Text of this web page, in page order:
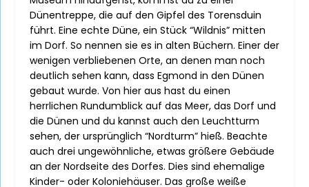
Dünentreppe, die auf den Gipfel des Torensduin
führt. Eine echte Düne, ein Stück “Wildnis” mitten
im Dorf. So nennen sie es in alten Büchern. Einer der
wenigen verbliebenen Orte, an denen man noch
deutlich sehen kann, dass Egmond in den Dünen
gebaut wurde. Von hier aus hast du einen
herrlichen Rundumblick auf das Meer, das Dorf und
die Dünen und du kannst auch den Leuchtturm
sehen, der ursprünglich “Nordturm” hieß. Beachte
auch drei ungewöhnliche, etwas größere Gebäude
an der Nordseite des Dorfes. Dies sind ehemalige
Kinder- oder Koloniehäuser. Das große weiße